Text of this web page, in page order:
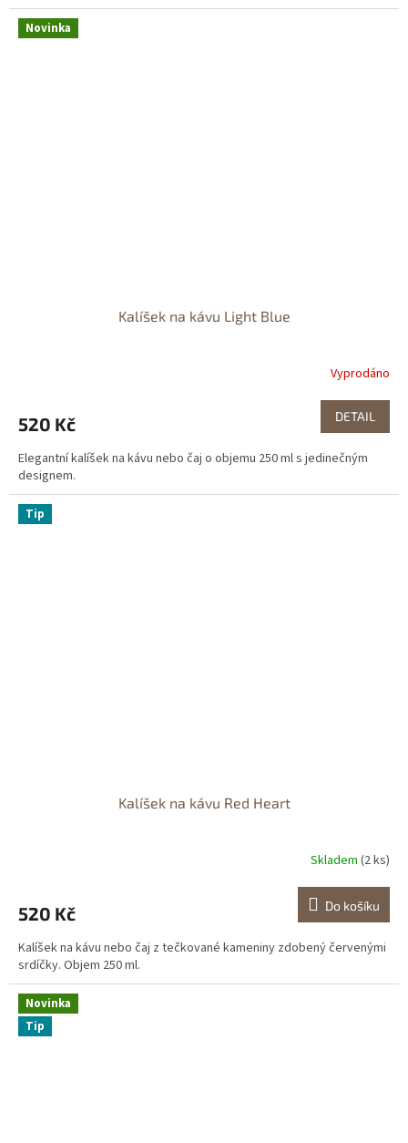
Novinka
Kalíšek na kávu Light Blue
Vyprodáno
520 Kč DETAIL
Elegantní kalíšek na kávu nebo čaj o objemu 250 ml s jedinečným
designem.
Tip
Kalíšek na kávu Red Heart
Skladem (2 ks)
520 Kč Do košíku
Kalíšek na kávu nebo čaj z tečkované kameniny zdobený červenými
srdíčky. Objem 250 ml.
Novinka
Tip